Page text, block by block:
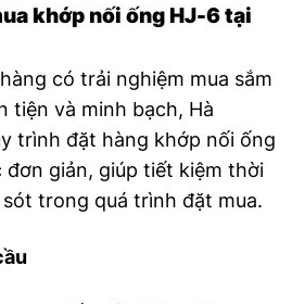
khớp nối ống HJ-6 tại
có trải nghiệm mua sắm
tiện và minh bạch, Hà
trình đặt hàng khớp nối ống
giản, giúp tiết kiệm thời
trong quá trình đặt mua.